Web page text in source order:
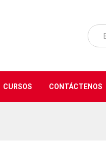
CURSOS CONTÁCTENOS